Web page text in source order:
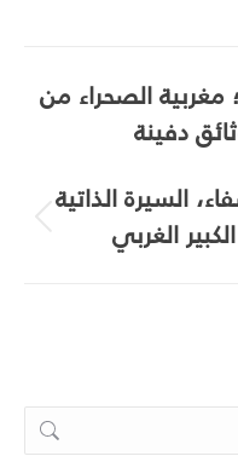
السيرة الذاتية
الغربي
مغربية الصحراء من
دفينة